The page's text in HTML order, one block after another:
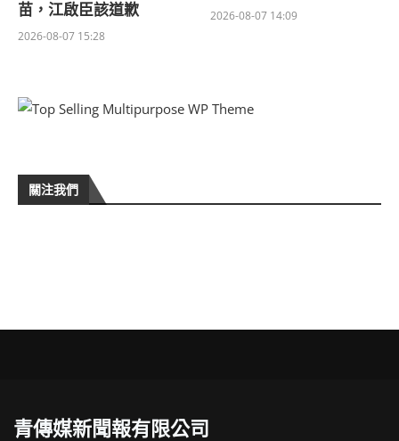
苗，江啟臣該道歉
2026-08-07 15:28
2026-08-07 14:09
關注我們
青傳媒新聞報有限公司